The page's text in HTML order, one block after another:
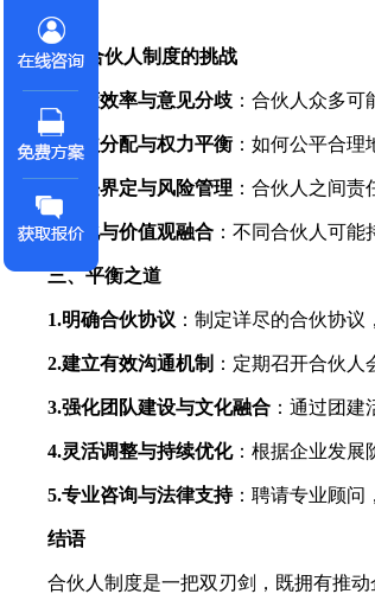
流失。
二、合伙人制度的挑战
1.决策效率与意见分歧 ：合伙人众多
2.利益分配与权力平衡 ：如何公平合
3.责任界定与风险管理 ：合伙人之间
4.文化与价值观融合 ：不同合伙人可
三、平衡之道
1.明确合伙协议 ：制定详尽的合伙协
2.建立有效沟通机制 ：定期召开合伙
3.强化团队建设与文化融合 ：通过团
4.灵活调整与持续优化：根据企业发展
5.专业咨询与法律支持：聘请专业顾问
结语
合伙人制度是一把双刃剑，既拥有推动